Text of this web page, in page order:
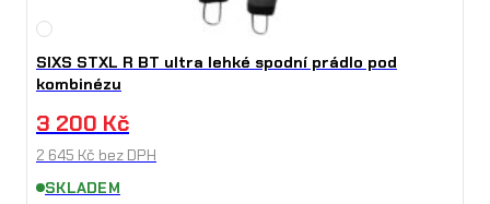
SIXS STXL R BT ultra lehké spodní prádlo pod
kombinézu
3 200 Kč
2 645 Kč bez DPH
SKLADEM